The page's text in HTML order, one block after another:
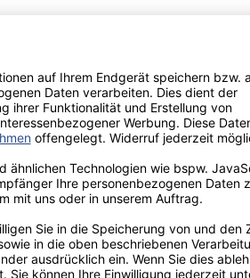
in der Einrichtung?
anhand einer empirischen Studie